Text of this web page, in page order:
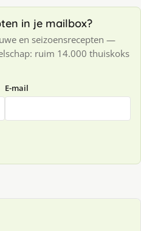
in je mailbox?
en seizoensrecepten —
ruim 14.000 thuiskoks
E-mail